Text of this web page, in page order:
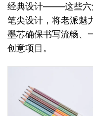
经典设计——这些六
笔尖设计，将老派魅
墨芯确保书写流畅、
创意项目。